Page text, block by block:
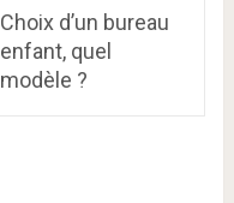
Choix d’un bureau
enfant, quel
modèle ?